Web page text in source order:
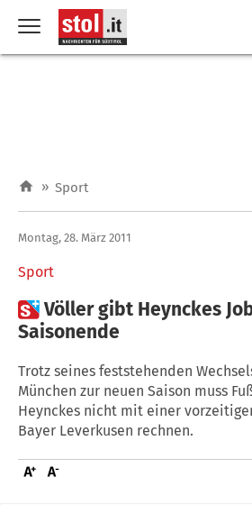
» Sport
Sport
Montag, 28. März 2011
Völler gibt Heynckes
Saisonende
Trotz seines feststehenden
München zur neuen Saison muss
Heynckes nicht mit einer
Bayer Leverkusen rechnen.